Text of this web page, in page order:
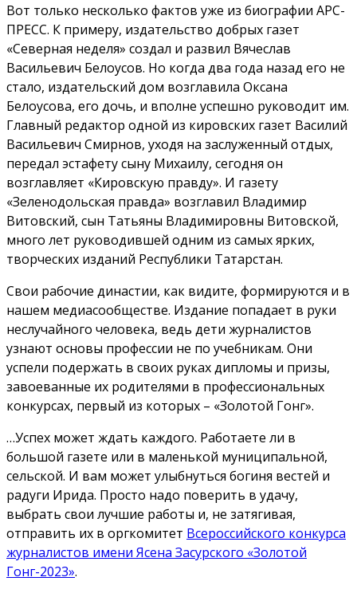
Вот только несколько фактов уже из биографии АРС-
ПРЕСС. К примеру, издательство добрых газет
«Северная неделя» создал и развил Вячеслав
Васильевич Белоусов. Но когда два года назад его не
стало, издательский дом возглавила Оксана
Белоусова, его дочь, и вполне успешно руководит им.
Главный редактор одной из кировских газет Василий
Васильевич Смирнов, уходя на заслуженный отдых,
передал эстафету сыну Михаилу, сегодня он
возглавляет «Кировскую правду». И газету
«Зеленодольская правда» возглавил Владимир
Витовский, сын Татьяны Владимировны Витовской,
много лет руководившей одним из самых ярких,
творческих изданий Республики Татарстан.
Свои рабочие династии, как видите, формируются и в
нашем медиасообществе. Издание попадает в руки
неслучайного человека, ведь дети журналистов
узнают основы профессии не по учебникам. Они
успели подержать в своих руках дипломы и призы,
завоеванные их родителями в профессиональных
конкурсах, первый из которых – «Золотой Гонг».
…Успех может ждать каждого. Работаете ли в
большой газете или в маленькой муниципальной,
сельской. И вам может улыбнуться богиня вестей и
радуги Ирида. Просто надо поверить в удачу,
выбрать свои лучшие работы и, не затягивая,
отправить их в оргкомитет Всероссийского конкурса
журналистов имени Ясена Засурского «Золотой
Гонг-2023».